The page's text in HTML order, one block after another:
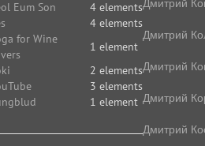
Eum Son
4 elements
4 elements
for Wine
1 element
2 elements
3 elements
1 element
Дмитрий
Дмитрий
Дмитрий
Дмитрий
Дмитрий